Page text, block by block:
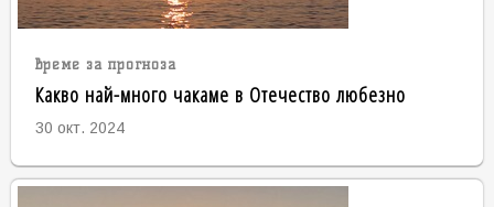
време за прогноза
Какво най-много чакаме в Отечество любезно
30 окт. 2024